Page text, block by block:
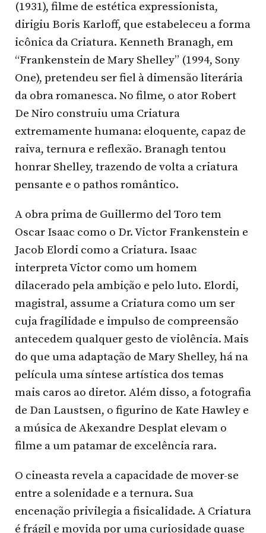
(1931), filme de estética expressionista,
dirigiu Boris Karloff, que estabeleceu a forma
icônica da Criatura. Kenneth Branagh, em
“Frankenstein de Mary Shelley” (1994, Sony
One), pretendeu ser fiel à dimensão literária
da obra romanesca. No filme, o ator Robert
De Niro construiu uma Criatura
extremamente humana: eloquente, capaz de
raiva, ternura e reflexão. Branagh tentou
honrar Shelley, trazendo de volta a criatura
pensante e o pathos romântico.
A obra prima de Guillermo del Toro tem
Oscar Isaac como o Dr. Victor Frankenstein e
Jacob Elordi como a Criatura. Isaac
interpreta Victor como um homem
dilacerado pela ambição e pelo luto. Elordi,
magistral, assume a Criatura como um ser
cuja fragilidade e impulso de compreensão
antecedem qualquer gesto de violência. Mais
do que uma adaptação de Mary Shelley, há na
película uma síntese artística dos temas
mais caros ao diretor. Além disso, a fotografia
de Dan Laustsen, o figurino de Kate Hawley e
a música de Akexandre Desplat elevam o
filme a um patamar de excelência rara.
O cineasta revela a capacidade de mover-se
entre a solenidade e a ternura. Sua
encenação privilegia a fisicalidade. A Criatura
é frágil e movida por uma curiosidade quase